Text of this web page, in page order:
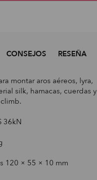
CONSEJOS RESEÑA
montar aros aéreos, lyra,
silk, hamacas, cuerdas y
36kN
120 × 55 × 10 mm